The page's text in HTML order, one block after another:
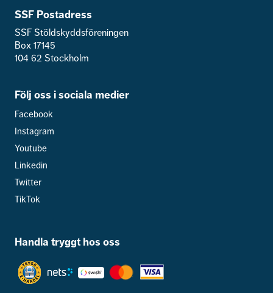
SSF Postadress
SSF Stöldskyddsföreningen
Box 17145
104 62 Stockholm
Följ oss i sociala medier
Facebook
Instagram
Youtube
Linkedin
Twitter
TikTok
Handla tryggt hos oss